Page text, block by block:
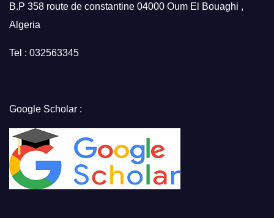
B.P 358 route de constantine 04000 Oum El Bouaghi ,
Algeria
Tel : 032563345
Google Scholar :